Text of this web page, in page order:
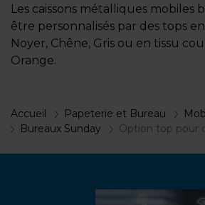
Les caissons métalliques mobiles
être personnalisés par des tops
Noyer, Chêne, Gris ou en tissu
Orange.
Accueil Papeterie et Bureau
Bureaux Sunday
Option top pour